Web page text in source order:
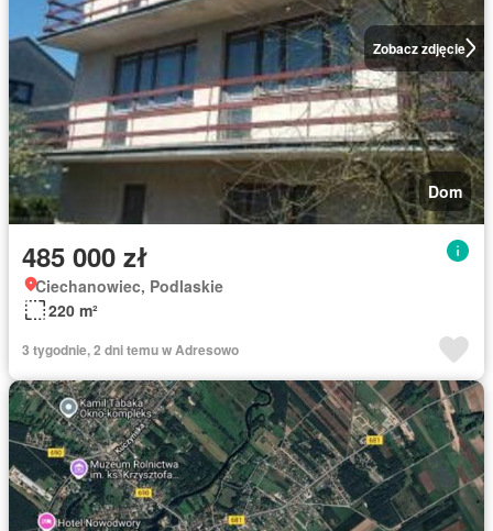
Zobacz zdjęcie
Dom
485 000 zł
Ciechanowiec, Podlaskie
220 m²
3 tygodnie, 2 dni temu w Adresowo